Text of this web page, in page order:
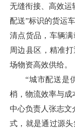
无缝衔接、高效运
配送”标识的货运
清点货品，车辆
周边县区，精准
场物资高效供给。
“城市配送是
梢，物流效率与成
中心负责人张志文
式，就是通过源头